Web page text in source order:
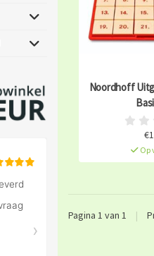
Noordhoff
Op
Pagina 1 van 1 |